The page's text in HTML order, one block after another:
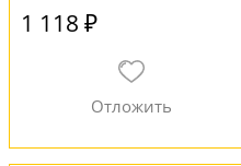
1 118 ₽